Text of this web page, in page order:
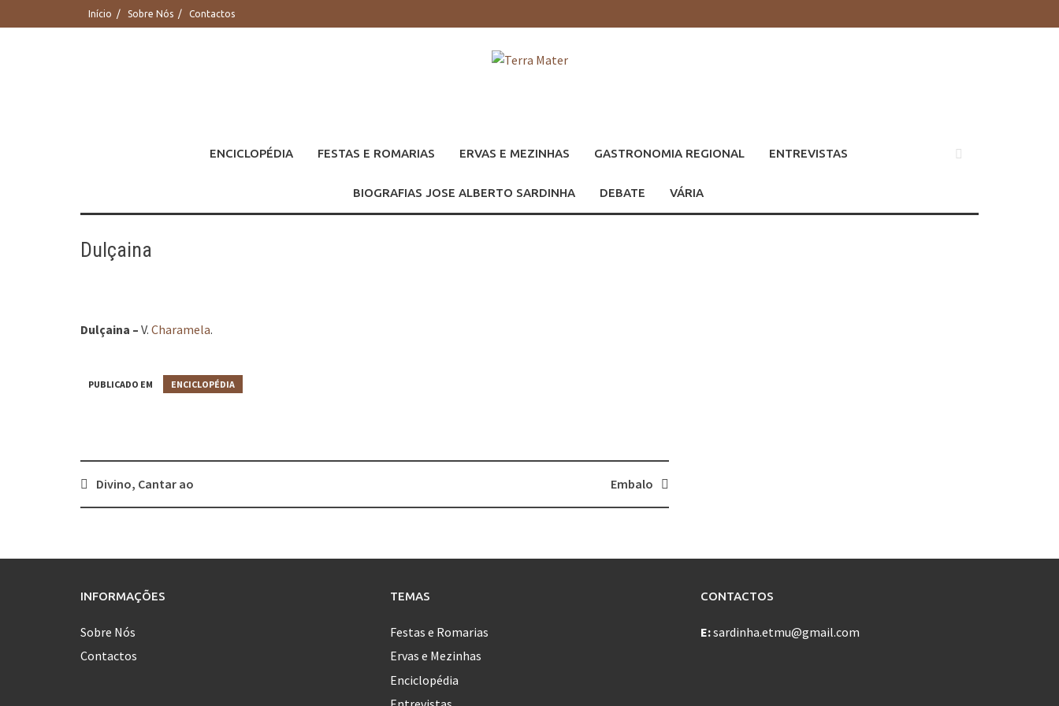
para
Início Sobre Nós Contactos
ENCICLOPÉDIA FESTAS E ROMARIAS ERVAS E MEZINHAS GASTRONOMIA REGIONAL ENTREVISTAS
BIOGRAFIAS JOSE ALBERTO SARDINHA DEBATE VÁRIA
Dulçaina
Dulçaina – V. Charamela.
PUBLICADO EM ENCICLOPÉDIA
Post
Divino, Cantar ao Embalo
INFORMAÇÕES
Sobre Nós
Contactos
TEMAS
Festas e Romarias
Ervas e Mezinhas
Enciclopédia
CONTACTOS
E:sardinha.etmu@gmail.com